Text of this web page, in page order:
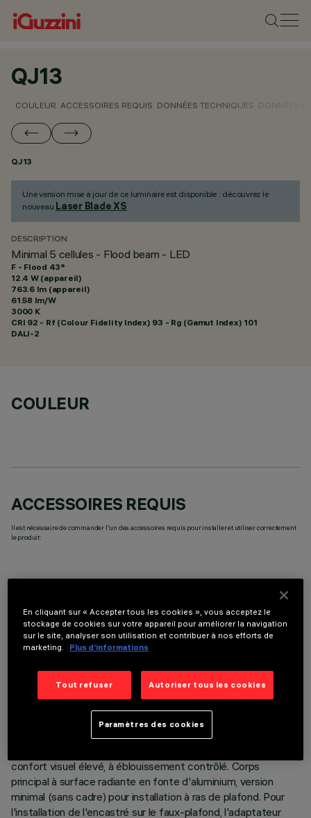
QJ13
COULEUR ACCESSOIRES REQUIS DONNÉES TECHNIQUES DONNÉES
QJ13
Une version mise à jour de ce luminaire est disponible : découvrez le
nouveau Laser Blade XS.
DESCRIPTION
Minimal 5 cellules - Flood beam - LED
F - Flood 43°
12.4 W (appareil)
763.6 lm (appareil)
61.58 lm/W
3000 K
CRI 92 - Rf (Colour Fidelity Index) 93 - Rg (Gamut Index) 101
DALI-2
COULEUR
ACCESSOIRES REQUIS
Il est nécessaire de commander l'un des accessoires requis pour installer et utiliser correctement
le produit:
DONNÉES TECHNIQUES
DERNIÈRE MISE À JOUR: 06/08/2026
optiques pour sources LED - optique fixe. Malgré les
dimensions extrêmement réduites du produit, la technologie
confort visuel élevé, à éblouissement contrôlé. Corps
principal à surface radiante en fonte d'aluminium, version
minimal (sans cadre) pour installation à ras de plafond. Pour
l'installation de l'encastré sur le faux-plafond, l'adaptateur
En cliquant sur « Accepter tous les cookies », vous acceptez le
stockage de cookies sur votre appareil pour améliorer la navigation
sur le site, analyser son utilisation et contribuer à nos efforts de
marketing.
Plus d’informations
Tout refuser Autoriser tous les cookies
Paramètres des cookies